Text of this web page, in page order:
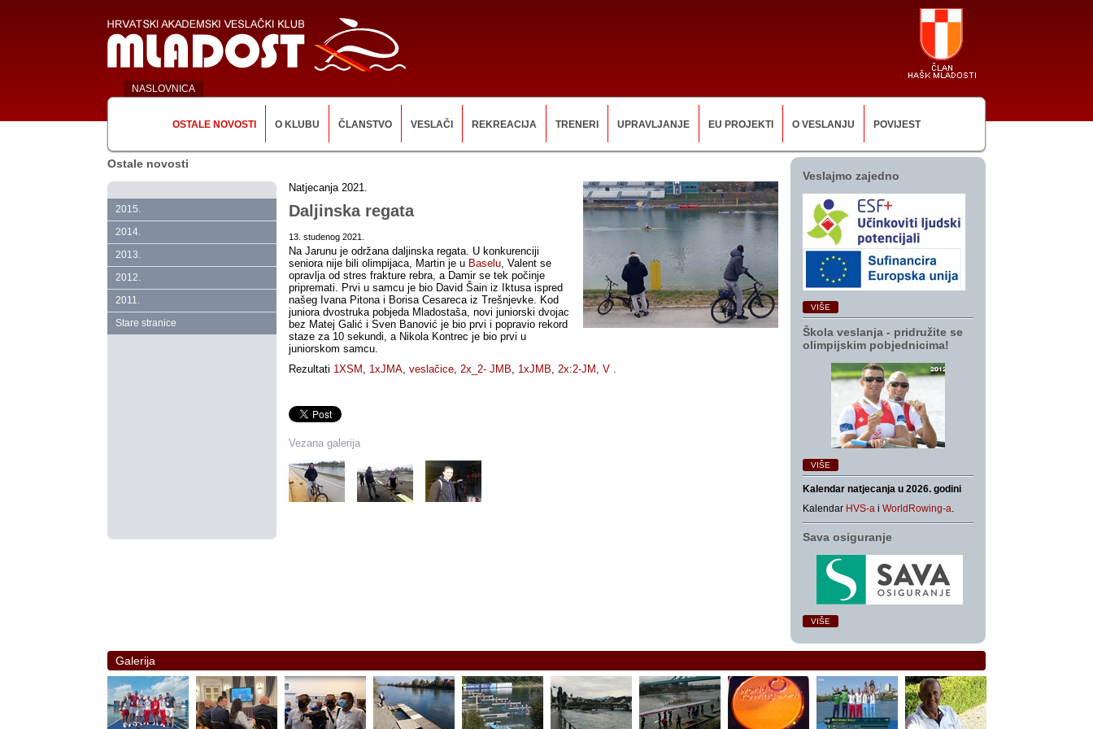
NASLOVNICA
OSTALE NOVOSTI O KLUBU ČLANSTVO VESLAČI REKREACIJA TRENERI UPRAVLJANJE EU PROJEKTI O VESLANJU POVIJEST
Ostale novosti
2015.
2014.
2013.
2012.
2011.
Stare stranice
Natjecanja 2021.
Daljinska regata
13. studenog 2021.
Na Jarunu je održana daljinska regata. U konkurenciji
seniora nije bili olimpijaca, Martin je u Baselu, Valent se
opravlja od stres frakture rebra, a Damir se tek počinje
pripremati. Prvi u samcu je bio David Šain iz Iktusa ispred
našeg Ivana Pitona i Borisa Cesareca iz Trešnjevke. Kod
juniora dvostruka pobjeda Mladostaša, novi juniorski dvojac
bez Matej Galić i Sven Banović je bio prvi i popravio rekord
staze za 10 sekundi, a Nikola Kontrec je bio prvi u
juniorskom samcu.
Rezultati 1XSM , 1xJMA, veslačice, 2x_2- JMB, 1xJMB, 2x:2-JM , V .
Vezana galerija
Veslajmo zajedno
VIŠE
Škola veslanja ‑ pridružite se
olimpijskim pobjednicima!
VIŠE
Kalendar natjecanja u 2026. godini
Kalendar HVS-a i WorldRowing-a.
Sava osiguranje
VIŠE
Galerija